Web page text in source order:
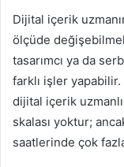
Dijital içerik
ölçüde
tasarımcı ya da
farklı işler
dijital içerik
skalası yoktur;
saatlerinde çok